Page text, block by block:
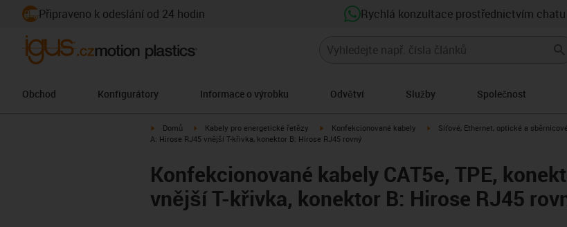
Připraveno k odeslání od 24 hodin Rychlá konzultace prostřednictvím
Obchod Konfigurátory Informace o výrobku Odvětví Služby Společnost
igus-icon-arrow-right
Domů igus-icon-arrow-right
Kabely pro energetické řetězy igus-icon-arrow-right
Konfekcionované kabely igus-icon-arrow-right
Síťové, Ethernet, optické a
A: Hirose RJ45 vnější T-křivka, konektor B: Hirose RJ45 rovný
Konfekcionované kabely CAT5e, TPE,
vnější T-křivka, konektor B: Hirose RJ45